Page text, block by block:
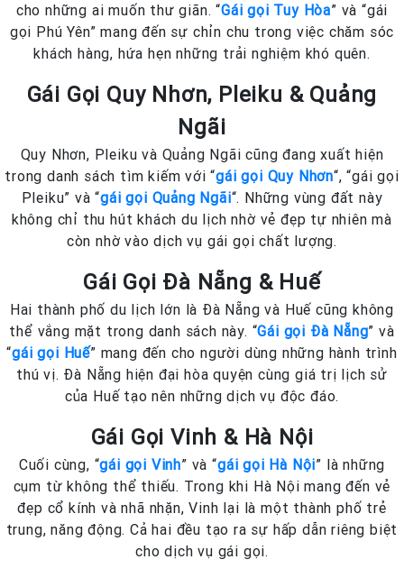
cho những ai muốn thư giãn. “Gái gọi Tuy Hòa” và “gái
gọi Phú Yên” mang đến sự chỉn chu trong việc chăm sóc
khách hàng, hứa hẹn những trải nghiệm khó quên.
Gái Gọi Quy Nhơn, Pleiku & Quảng
Ngãi
Quy Nhơn, Pleiku và Quảng Ngãi cũng đang xuất hiện
trong danh sách tìm kiếm với “gái gọi Quy Nhơn“, “gái gọi
Pleiku” và “gái gọi Quảng Ngãi“. Những vùng đất này
không chỉ thu hút khách du lịch nhờ vẻ đẹp tự nhiên mà
còn nhờ vào dịch vụ gái gọi chất lượng.
Gái Gọi Đà Nẵng & Huế
Hai thành phố du lịch lớn là Đà Nẵng và Huế cũng không
thể vắng mặt trong danh sách này. “Gái gọi Đà Nẵng” và
“gái gọi Huế” mang đến cho người dùng những hành trình
thú vị. Đà Nẵng hiện đại hòa quyện cùng giá trị lịch sử
của Huế tạo nên những dịch vụ độc đáo.
Gái Gọi Vinh & Hà Nội
Cuối cùng, “gái gọi Vinh” và “gái gọi Hà Nội” là những
cụm từ không thể thiếu. Trong khi Hà Nội mang đến vẻ
đẹp cổ kính và nhã nhặn, Vinh lại là một thành phố trẻ
trung, năng động. Cả hai đều tạo ra sự hấp dẫn riêng biệt
cho dịch vụ gái gọi.